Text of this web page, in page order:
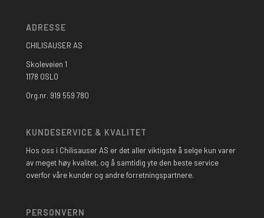
ADRESSE
CHILISAUSER AS
Skoleveien 1
1178 OSLO
Org.nr. 919 559 780
KUNDESERVICE & KVALITET
Hos oss i Chilisauser AS er det aller viktigste å selge kun varer
av meget høy kvalitet, og å samtidig yte den beste service
overfor våre kunder og andre forretningspartnere.
PERSONVERN